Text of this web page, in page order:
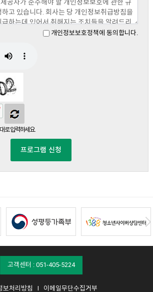
개인정보보호정책에 동의합니다.
로 입력하세요.
프로그램 신청
고객센터 : 051-405-5224
보처리방침 I 이메일무단수집거부